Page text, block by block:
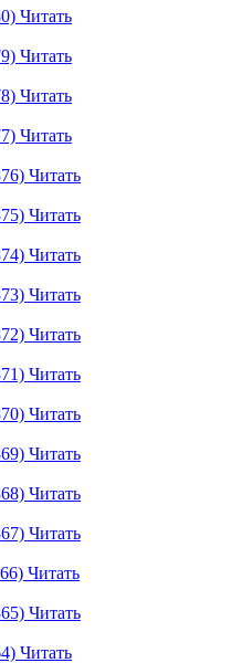
Читать
Читать
Читать
Читать
Читать
Читать
Читать
Читать
Читать
Читать
Читать
Читать
Читать
Читать
Читать
Читать
Читать